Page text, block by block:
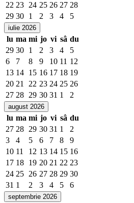
22 23 24 25 26 27 28
29 30 1 2 3 4 5
iulie 2026
lu ma mi jo vi sâ du
29 30 1 2 3 4
5
6
7 8 9 10 11 12
13 14 15 16 17 18 19
20 21 22 23 24 25 26
27 28 29 30 31 1 2
august 2026
lu ma mi jo vi sâ du
27 28 29 30 31 1
2
3
4 5 6 7 8
9
10 11 12 13 14 15 16
17 18 19 20 21 22 23
24 25 26 27 28 29 30
31 1 2 3 4 5 6
septembrie 2026